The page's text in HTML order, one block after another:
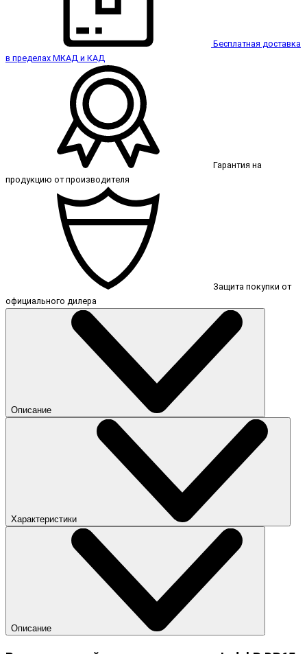
Бесплатная доставка
в пределах МКАД и КАД
Гарантия на
продукцию от производителя
Защита покупки от
официального дилера
Описание
Характеристики
Описание